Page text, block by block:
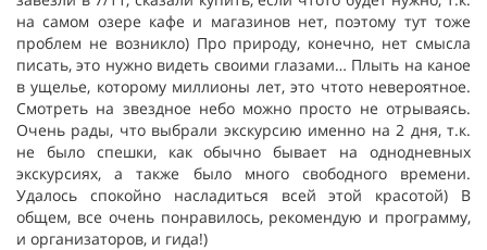
на самом озере кафе и магазинов нет, поэтому тут тоже
проблем не возникло) Про природу, конечно, нет смысла
писать, это нужно видеть своими глазами… Плыть на каное
в ущелье, которому миллионы лет, это чтото невероятное.
Смотреть на звездное небо можно просто не отрываясь.
Очень рады, что выбрали экскурсию именно на 2 дня, т.к.
не было спешки, как обычно бывает на однодневных
экскурсиях, а также было много свободного времени.
Удалось спокойно насладиться всей этой красотой) В
общем, все очень понравилось, рекомендую и программу,
и организаторов, и гида!)